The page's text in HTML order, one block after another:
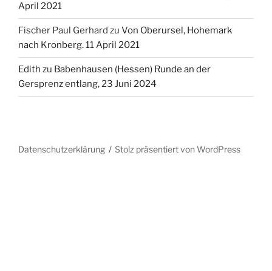
April 2021
Fischer Paul Gerhard zu Von Oberursel, Hohemark
nach Kronberg. 11 April 2021
Edith zu Babenhausen (Hessen) Runde an der
Gersprenz entlang, 23 Juni 2024
Datenschutzerklärung Stolz präsentiert von WordPress